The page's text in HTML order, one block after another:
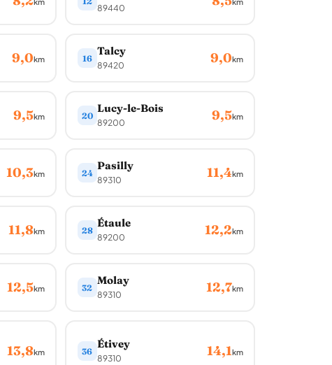
89440
9,0km 16
Talcy
89420 9,0km
9,5km 20
Lucy-le-Bois
89200 9,5km
10,3km 24
Pasilly
89310 11,4km
11,8km 28
Étaule
89200 12,2km
12,5km 32
Molay
89310 12,7km
13,8km 36
Étivey
89310 14,1km